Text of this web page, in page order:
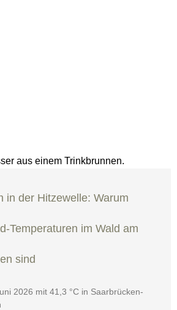
in der Hitzewelle: Warum
Temperaturen im Wald am
sind
2026 mit 41,3 °C in Saarbrücken-